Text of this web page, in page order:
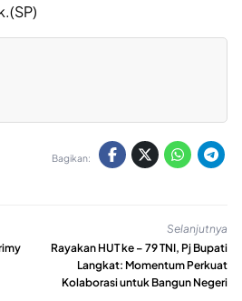
Bagikan:
Selanjutnya
Rayakan HUT ke – 79 TNI, Pj Bupati
Langkat: Momentum Perkuat
Kolaborasi untuk Bangun Negeri